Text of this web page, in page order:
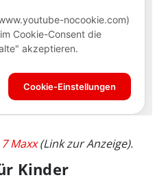
Maxx(Link zur Anzeige).
Kinder